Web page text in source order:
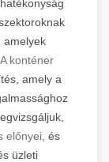
amelyek
A konténer
amely a
előnyei, és
üzleti